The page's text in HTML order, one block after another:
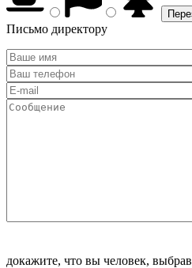
Письмо директору
докажите, что вы человек, выбрав